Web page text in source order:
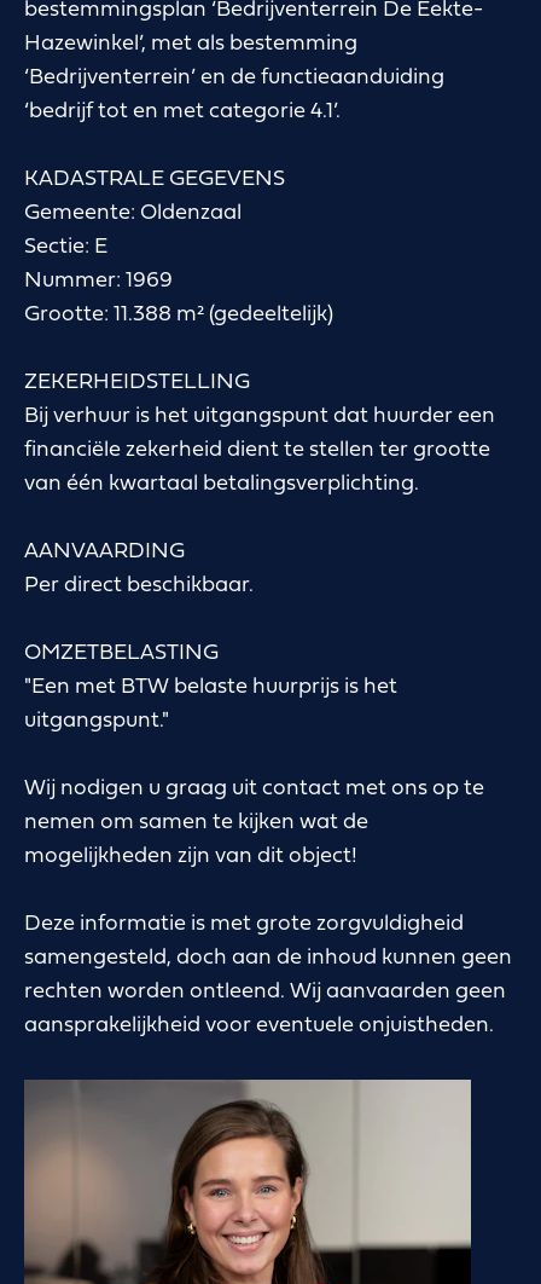
bestemmingsplan ‘Bedrijventerrein De Eekte-
Hazewinkel’, met als bestemming
‘Bedrijventerrein’ en de functieaanduiding
‘bedrijf tot en met categorie 4.1’.
KADASTRALE GEGEVENS
Gemeente: Oldenzaal
Sectie: E
Nummer: 1969
Grootte: 11.388 m² (gedeeltelijk)
ZEKERHEIDSTELLING
Bij verhuur is het uitgangspunt dat huurder een
financiële zekerheid dient te stellen ter grootte
van één kwartaal betalingsverplichting.
AANVAARDING
Per direct beschikbaar.
OMZETBELASTING
"Een met BTW belaste huurprijs is het
uitgangspunt."
Wij nodigen u graag uit contact met ons op te
nemen om samen te kijken wat de
mogelijkheden zijn van dit object!
Deze informatie is met grote zorgvuldigheid
samengesteld, doch aan de inhoud kunnen geen
rechten worden ontleend. Wij aanvaarden geen
aansprakelijkheid voor eventuele onjuistheden.